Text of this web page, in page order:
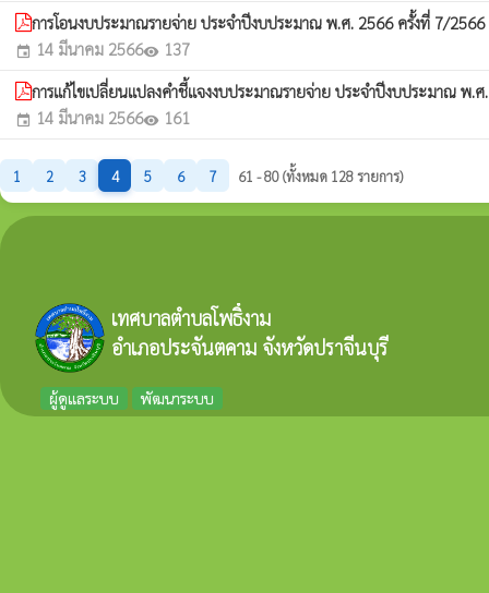
การโอนงบประมาณรายจ่าย ประจำปีงบประมาณ พ.ศ. 2566 ครั้งที่ 7/2566
event 14 มีนาคม 2566visibility 137
การแก้ไขเปลี่ยนแปลงคำชี้แจงงบประมาณรายจ่าย ประจำปีงบประมาณ พ.
event 14 มีนาคม 2566visibility 161
1 2 3 4 5 6 7 61 - 80 (ทั้งหมด 128 รายการ)
เทศบาลตำบลโพธิ์งาม
อำเภอประจันตคาม จังหวัดปราจีนบุรี
ผู้ดูแลระบบ พัฒนาระบบ